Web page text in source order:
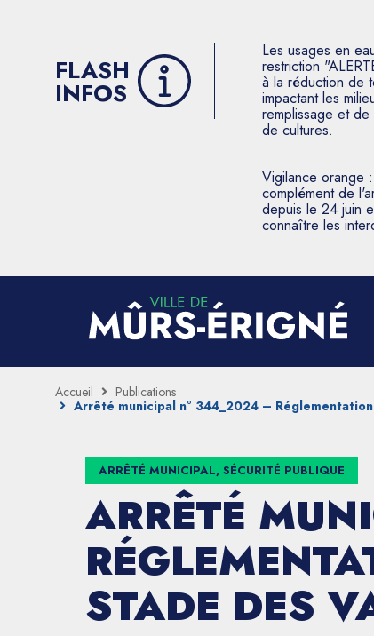
FLASH
INFOS
Les usages en
restriction
à la réduction de
impactant les
remplissage et
de cultures.
Vigilance orange
complément de
depuis le 24 juin
connaître les
Accueil
Publications
Arrêté municipal n° 344_2024 –
ARRÊTÉ MUNICIPAL, SÉCURITÉ PUBLIQUE
ARRÊTÉ
STADE DES